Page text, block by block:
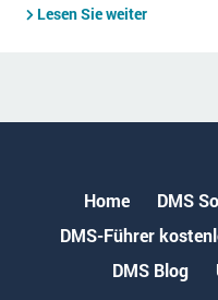
Lesen Sie weiter
Home DMS
DMS-Führer
DMS Blog